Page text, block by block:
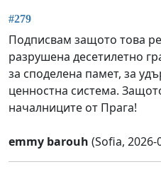
#279
Подписвам защото това
разрушена десетилетно
за споделена памет, за
ценностна система.
началниците от Прага!
emmy barouh (Sofia, 2026-